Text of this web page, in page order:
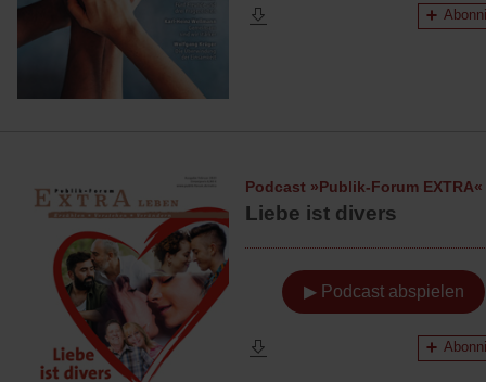
Podcast »Publik-Forum EXTRA«
Liebe ist divers
▶ Podcast abspielen